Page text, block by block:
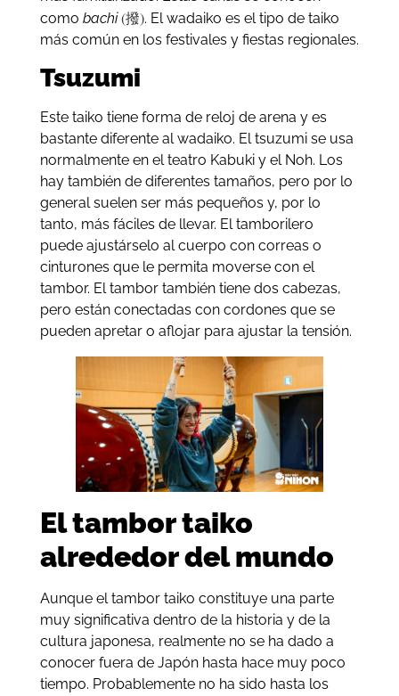
como bachi(撥). El wadaiko es el tipo de taiko
más común en los festivales y fiestas regionales.
Tsuzumi
Este taiko tiene forma de reloj de arena y es
bastante diferente al wadaiko. El tsuzumi se usa
normalmente en el teatro Kabuki y el Noh. Los
hay también de diferentes tamaños, pero por lo
general suelen ser más pequeños y, por lo
tanto, más fáciles de llevar. El tamborilero
puede ajustárselo al cuerpo con correas o
cinturones que le permita moverse con el
tambor. El tambor también tiene dos cabezas,
pero están conectadas con cordones que se
pueden apretar o aflojar para ajustar la tensión.
El tambor taiko
alrededor del mundo
Aunque el tambor taiko constituye una parte
muy significativa dentro de la historia y de la
cultura japonesa, realmente no se ha dado a
conocer fuera de Japón hasta hace muy poco
tiempo. Probablemente no ha sido hasta los